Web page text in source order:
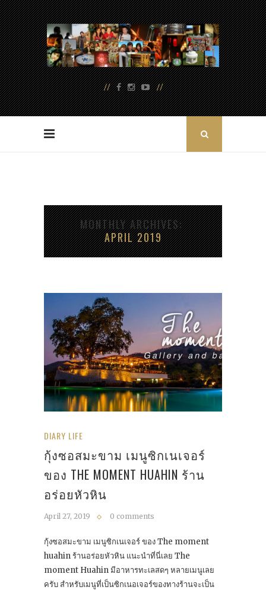
MONTHLY ARCHIVES
APRIL 2019
DIARY LIFE
กุ้งซอสมะขาม เมนูซิกเนเจอร์
ของ THE MOMENT HUAHIN ร้าน
อร่อยหัวหิน
April 27, 2019 0 comments
กุ้งซอสมะขาม เมนูซิกเนเจอร์ ของ The moment
huahin ร้านอร่อยหัวหิน แนะนำที่นี่เลย The
moment Huahin มีอาหารทะเลสดๆ หลายเมนูเลย
ครับ สำหรับเมนูที่เป็นซิกเนอเจอร์ของทางร้านจะเป็น